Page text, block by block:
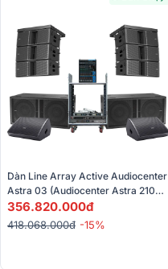
Dàn Line Array Active Audiocenter
Astra 03 (Audiocenter Astra 210A,
S3218A, WM3210A, Yamaha
MG12XU,...)
356.820.000đ
418.068.000đ -15%